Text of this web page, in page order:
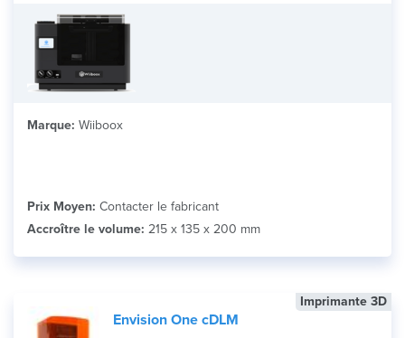
Marque: Wiiboox
Prix Moyen: Contacter le fabricant
Accroître le volume: 215 x 135 x 200 mm
Imprimante 3D
Envision One cDLM